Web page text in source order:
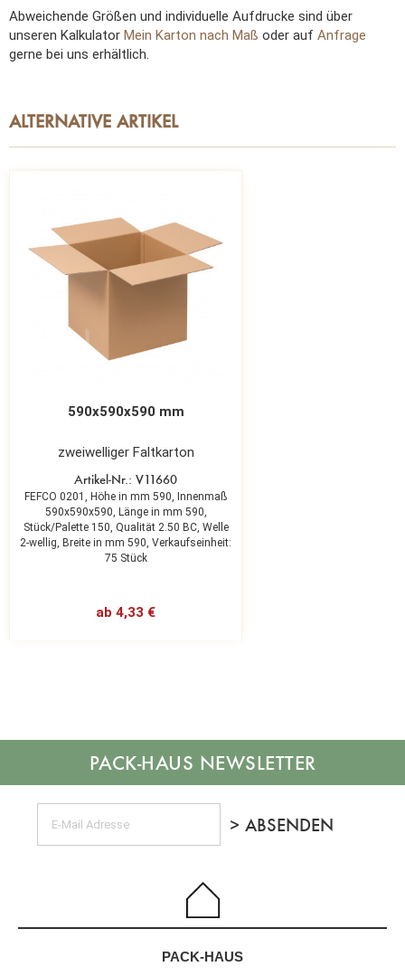
Abweichende Größen und individuelle Aufdrucke sind über
unseren Kalkulator Mein Karton nach Maß oder auf Anfrage
gerne bei uns erhältlich.
ALTERNATIVE ARTIKEL
590x590x590 mm
zweiwelliger Faltkarton
Artikel-Nr.: V11660
FEFCO 0201, Höhe in mm 590, Innenmaß
590x590x590, Länge in mm 590,
Stück/Palette 150, Qualität 2.50 BC, Welle
2-wellig, Breite in mm 590, Verkaufseinheit:
75 Stück
ab 4,33 €
NEWSLETTER
PACK-HAUS